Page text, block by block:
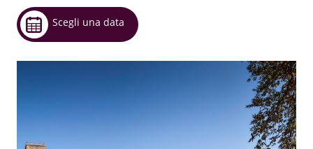
Scegli una data